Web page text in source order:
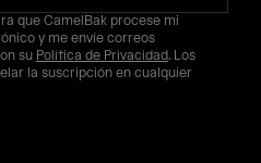
que CamelBak procese mi
y me envíe correos
su Política de Privacidad. Los
la suscripción en cualquier